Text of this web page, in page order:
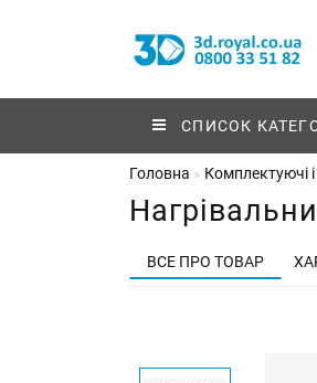
СПИСОК
Головна Комплектуючі
ВСЕ ПРО ТОВАР